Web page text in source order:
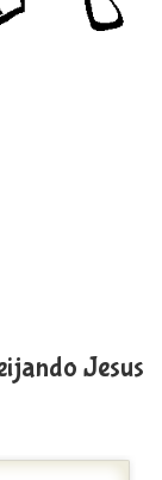
Jesus